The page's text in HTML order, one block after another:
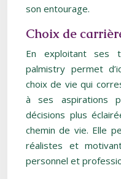
son entourage.
Choix de
En exploitant ses
palmistry permet
choix de vie qui
à ses aspirations
décisions plus
chemin de vie. Elle
réalistes et
personnel et